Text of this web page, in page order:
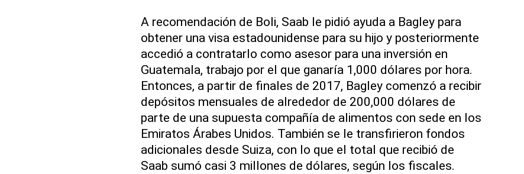
A recomendación de Boli, Saab le pidió ayuda a Bagley para
obtener una visa estadounidense para su hijo y posteriormente
accedió a contratarlo como asesor para una inversión en
Guatemala, trabajo por el que ganaría 1,000 dólares por hora.
Entonces, a partir de finales de 2017, Bagley comenzó a recibir
depósitos mensuales de alrededor de 200,000 dólares de
parte de una supuesta compañía de alimentos con sede en los
Emiratos Árabes Unidos. También se le transfirieron fondos
adicionales desde Suiza, con lo que el total que recibió de
Saab sumó casi 3 millones de dólares, según los fiscales.